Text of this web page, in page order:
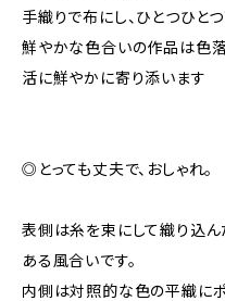
手織りで布にし、ひとつひと
鮮やかな色合いの作品は色落
活に鮮やかに寄り添います
◎とっても丈夫で、おしゃれ。
表側は糸を束にして織り込
ある風合いです。
内側は対照的な色の平織にポ